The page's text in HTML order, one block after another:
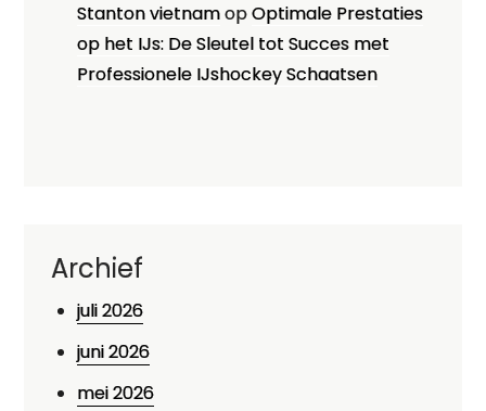
Stanton vietnamopOptimale Prestaties
op het IJs: De Sleutel tot Succes met
Professionele IJshockey Schaatsen
Archief
juli 2026
juni 2026
mei 2026